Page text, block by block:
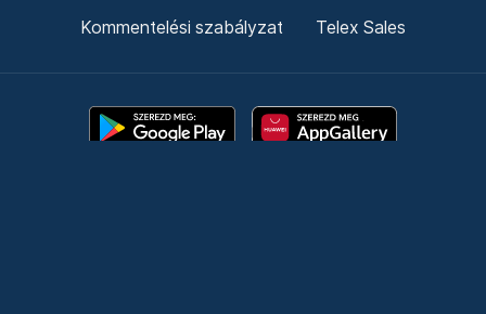
Kommentelési szabályzat Telex Sales